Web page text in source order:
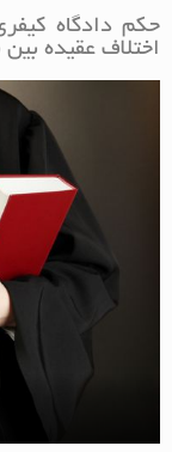
اختلاف عقیده